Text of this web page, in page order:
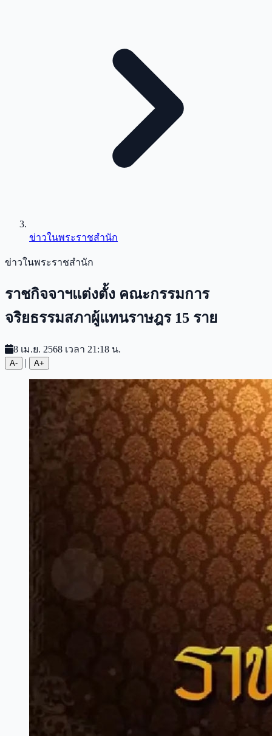
ข่าวในพระราชสำนัก
ข่าวในพระราชสำนัก
ราชกิจจาฯแต่งตั้ง คณะกรรมการ
จริยธรรมสภาผู้แทนราษฎร 15 ราย
8 เม.ย. 2568 เวลา 21:18 น.
A- | A+